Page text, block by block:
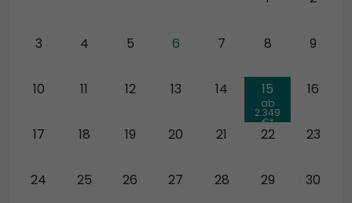
3 4 5 6 7 8 9
10 11 12 13 14
ab
2.349
€*
15 16
17 18 19 20 21 22 23
24 25 26 27 28 29 30